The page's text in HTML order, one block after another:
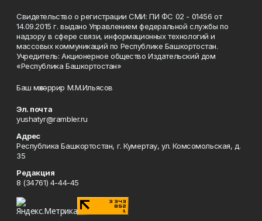
Свидетельство о регистрации СМИ: ПИ ФС 02 - 01456 от
14.09.2015 г. выдано Управлением федеральной службы по
надзору в сфере связи, информационных технологий и
массовых коммуникаций по Республике Башкортостан.
Учредитель: Акционерное общество Издательский дом
«Республика Башкортостан»
Баш мөхәррир М.М.Ильясов
Эл. почта
yushatyr@rambler.ru
Адрес
Республика Башкортостан, г. Кумертау, ул. Комсомольская, д.
35
Редакция
8 (34761) 4-44-45